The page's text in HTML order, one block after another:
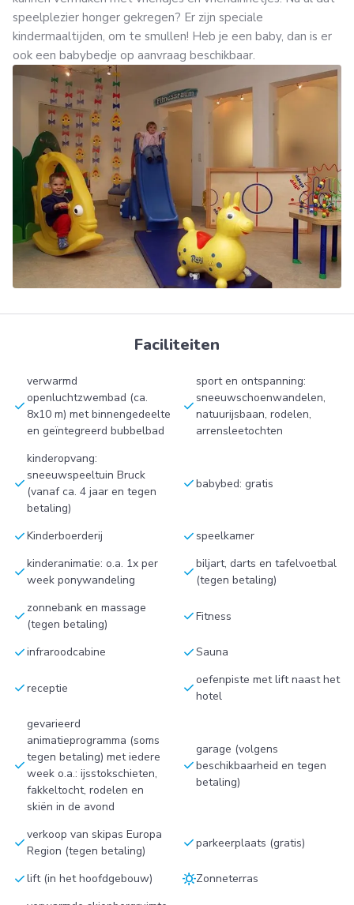
speelplezier honger gekregen? Er zijn speciale
kindermaaltijden, om te smullen! Heb je een baby, dan is er
ook een babybedje op aanvraag beschikbaar.
Faciliteiten
check
verwarmd
openluchtzwembad (ca.
8x10 m) met binnengedeelte
en geïntegreerd bubbelbad
check
sport en ontspanning:
sneeuwschoenwandelen,
natuurijsbaan, rodelen,
arrensleetochten
check
kinderopvang:
sneeuwspeeltuin Bruck
(vanaf ca. 4 jaar en tegen
betaling)
checkbabybed: gratis
checkKinderboerderij check speelkamer
checkkinderanimatie: o.a. 1x per
week ponywandeling
checkbiljart, darts en tafelvoetbal
(tegen betaling)
check zonnebank en massage
(tegen betaling)
checkFitness
checkinfraroodcabine checkSauna
checkreceptie checkoefenpiste met lift naast het
hotel
check
gevarieerd
animatieprogramma (soms
tegen betaling) met iedere
week o.a.: ijsstokschieten,
fakkeltocht, rodelen en
skiën in de avond
check
garage (volgens
beschikbaarheid en tegen
betaling)
checkverkoop van skipas Europa
Region (tegen betaling)
checkparkeerplaats (gratis)
checklift (in het hoofdgebouw) sunnyZonneterras